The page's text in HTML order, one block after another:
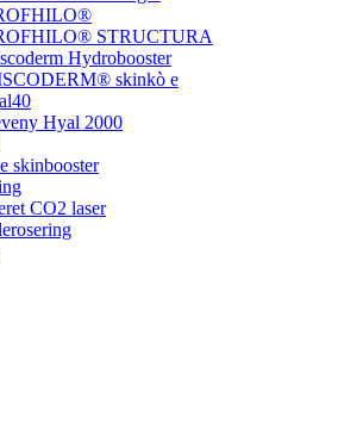
STRUCTURA
Hydrobooster
skinkò e
Hyal 2000
skinbooster
CO2 laser